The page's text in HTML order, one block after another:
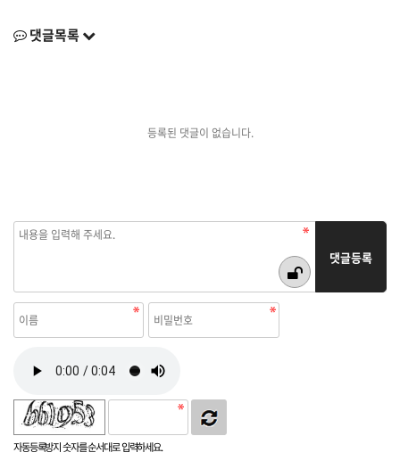
댓글목록
등록된 댓글이 없습니다.
자동등록방지 숫자를 순서대로 입력하세요.